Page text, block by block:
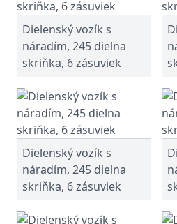
Dielenský vozík s
náradím, 245 dielna
skriňka, 6 zásuviek
Dielenský vozík s
náradím, 245 dielna
skriňka, 6 zásuviek